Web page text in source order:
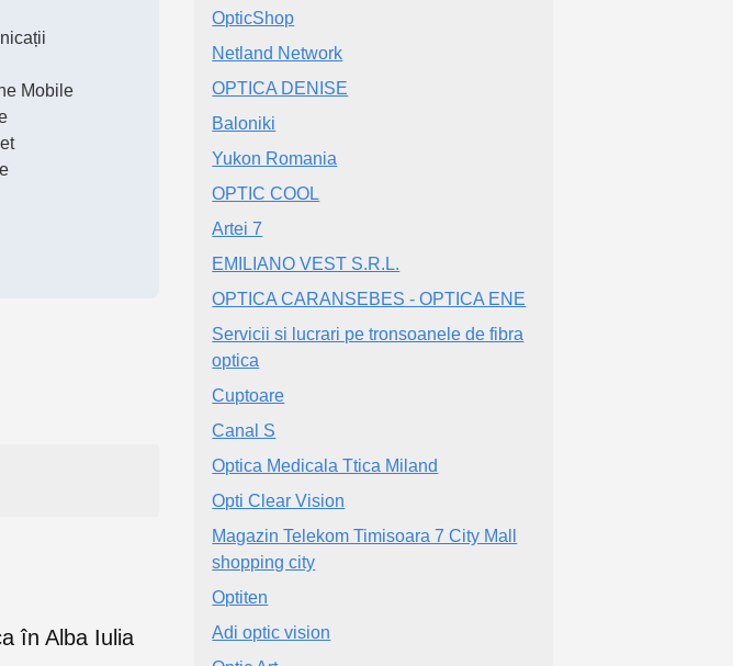
Mobile
în Alba Iulia
OpticShop
Netland Network
OPTICA DENISE
Baloniki
Yukon Romania
OPTIC COOL
Artei 7
EMILIANO VEST S.R.L.
OPTICA CARANSEBES - OPTICA ENE
Servicii si lucrari pe tronsoanele de fibra
optica
Cuptoare
Canal S
Optica Medicala Ttica Miland
Opti Clear Vision
Magazin Telekom Timisoara 7 City Mall
shopping city
Optiten
Adi optic vision